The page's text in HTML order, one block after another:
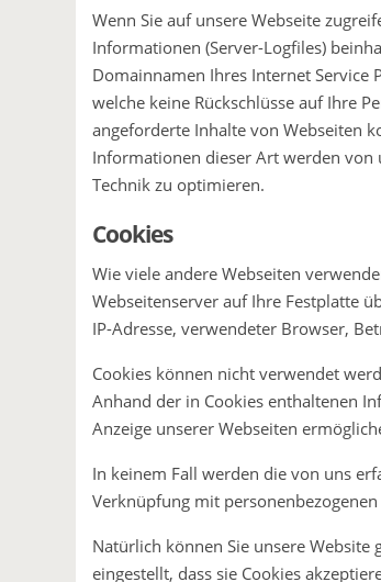
Wenn Sie auf unsere Webseite
Informationen (Server-Logfiles)
Domainnamen Ihres Internet Service
welche keine Rückschlüsse auf Ihre
angeforderte Inhalte von Webseiten
Informationen dieser Art werden
Technik zu optimieren.
Cookies
Wie viele andere Webseiten
Webseitenserver auf Ihre Festplatte
IP-Adresse, verwendeter Browser,
Cookies können nicht verwendet
Anhand der in Cookies enthaltenen
Anzeige unserer Webseiten
In keinem Fall werden die von uns
Verknüpfung mit
Natürlich können Sie unsere
eingestellt, dass sie Cookies